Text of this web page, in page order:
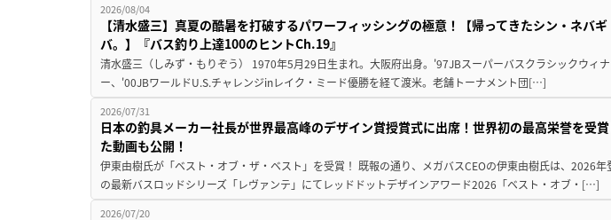
2026/08/04
【清水盛三】真夏の酷暑を打破するパワーフィッシングの極意！【帰ってきたシン・ネバギ
バ。】『バス釣り上達100のヒントCh.19』
清水盛三（しみず・もりぞう） 1970年5月29日生まれ。大阪府出身。'97JBスーパーバスクラシックウィナ
ー、'00JBワールドU.S.チャレンジinレイク・ミード優勝を経て渡米。老舗トーナメント団[…]
2026/07/31
日本の釣具メーカー社長が世界最高峰のデザイン賞授賞式に出席！世界初の最高栄誉を受
た動画も公開！
伊東由樹氏が「ベスト・オブ・ザ・ベスト」を受賞！ 既報の通り、メガバスCEOの伊東由樹氏は、2026年
の最新バスロッドシリーズ「レヴァンテ」にてレッドドットデザインアワード2026「ベスト・オブ・[…]
2026/07/20